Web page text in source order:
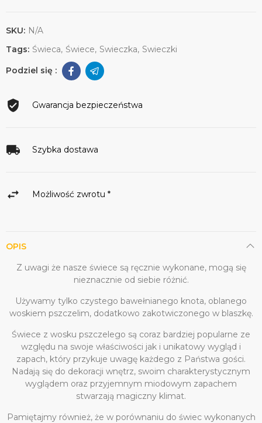
SKU: N/A
Tags: Świeca Świece Swieczka Swieczki
Gwarancja bezpieczeństwa
Szybka dostawa
Możliwość zwrotu *
OPIS
Z uwagi że nasze świece są ręcznie wykonane, mogą się
nieznacznie od siebie różnić.
Używamy tylko czystego bawełnianego knota, oblanego
woskiem pszczelim, dodatkowo zakotwiczonego w blaszkę.
Świece z wosku pszczelego są coraz bardziej popularne ze
względu na swoje właściwości jak i unikatowy wygląd i
zapach, który przykuje uwagę każdego z Państwa gości.
Nadają się do dekoracji wnętrz, swoim charakterystycznym
wyglądem oraz przyjemnym miodowym zapachem
stwarzają magiczny klimat.
Pamiętajmy również, że w porównaniu do świec wykonanych